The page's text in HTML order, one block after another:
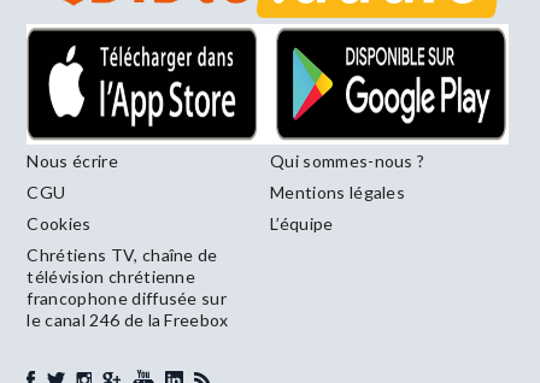
Nous écrire
Qui sommes-nous ?
CGU
Mentions légales
Cookies
L’équipe
Chrétiens TV, chaîne de
télévision chrétienne
francophone diffusée sur
le canal 246 de la Freebox